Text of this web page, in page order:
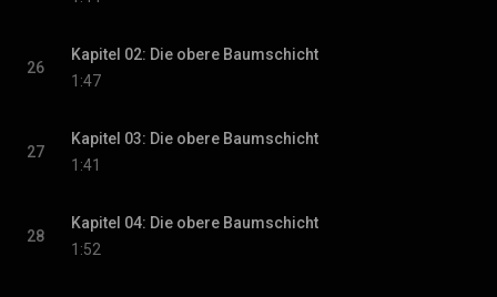
26
Kapitel 02: Die obere Baumschicht
1:47
27
Kapitel 03: Die obere Baumschicht
1:41
28
Kapitel 04: Die obere Baumschicht
1:52